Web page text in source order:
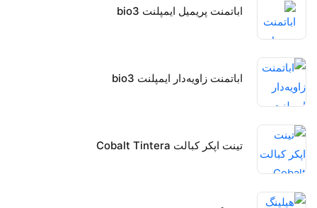
اباتمنت پریمیل ایمپلنت bio3
اباتمنت زاویه‌دار ایمپلنت bio3
تینت اپکر کبالت Cobalt Tintera